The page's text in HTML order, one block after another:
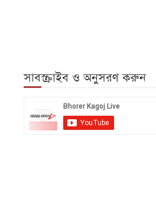
সাবস্ক্রাইব ও অনুসরণ করুন